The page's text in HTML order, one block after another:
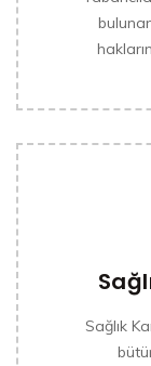
Sağlık